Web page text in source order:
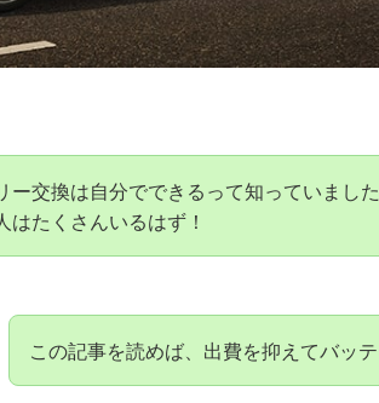
ー交換は自分でできるって知っていまし
はたくさんいるはず！
この記事を読めば、出費を抑えてバッ